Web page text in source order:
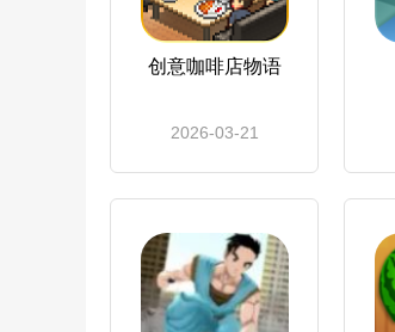
创意咖啡店物语
2026-03-21